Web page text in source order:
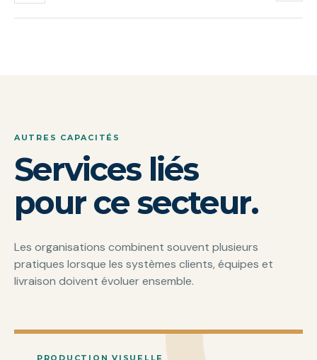
AUTRES CAPACITÉS
Services liés
pour ce secteur.
Les organisations combinent souvent plusieurs
pratiques lorsque les systèmes clients, équipes et
livraison doivent évoluer ensemble.
PRODUCTION VISUELLE